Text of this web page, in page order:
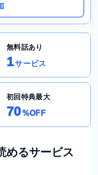
無料話あり
1サービス
初回特典最大
70%OFF
めるサービス